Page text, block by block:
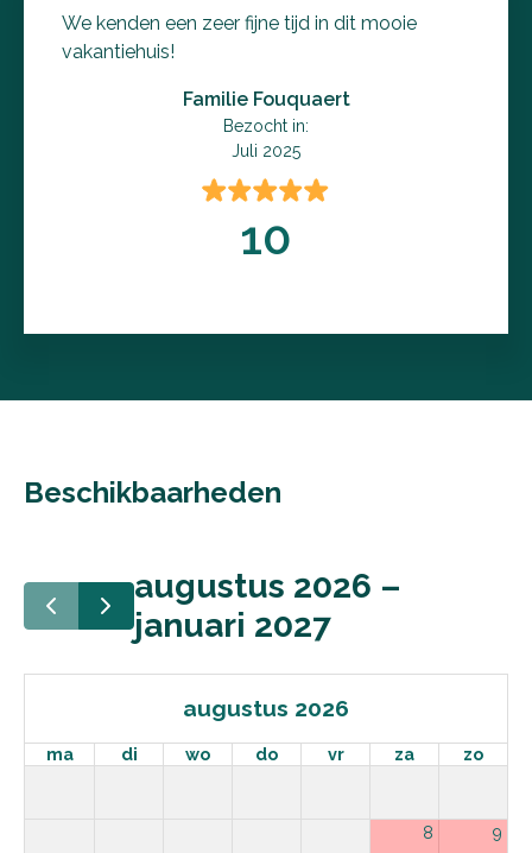
We kenden een zeer fijne tijd in dit mooie
vakantiehuis!
Familie Fouquaert
Bezocht in:
Juli 2025
10
Beschikbaarheden
augustus 2026 –
januari 2027
augustus 2026
ma di wo do vr za zo
8 9